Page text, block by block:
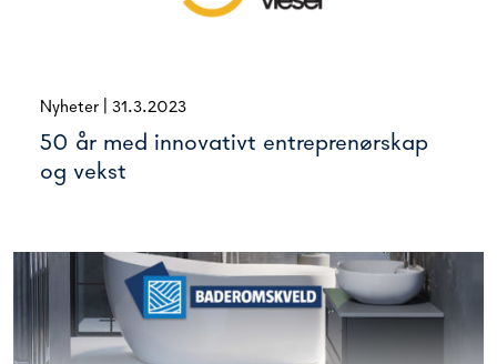
Nyheter 31.3.2023
50 år med innovativt entreprenørskap
og vekst